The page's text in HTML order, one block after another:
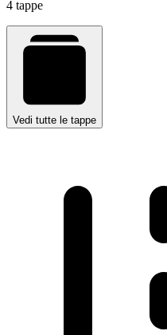
4 tappe
Vedi tutte le tappe